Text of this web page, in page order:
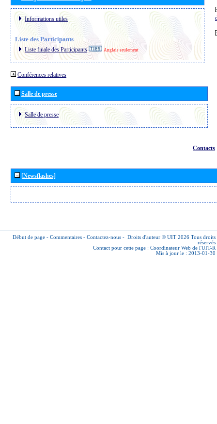
Informations utiles
Liste des Participants
Liste finale des Participants Anglais seulement
Conférences relatives
Salle de presse
Salle de presse
Contacts
[Newsflashes]
Début de page - Commentaires - Contactez-nous - Droits d'auteur © UIT 2026 Tous droits
réservés
Contact pour cette page : Coordinateur Web de l'UIT-R
Mis à jour le : 2013-01-30